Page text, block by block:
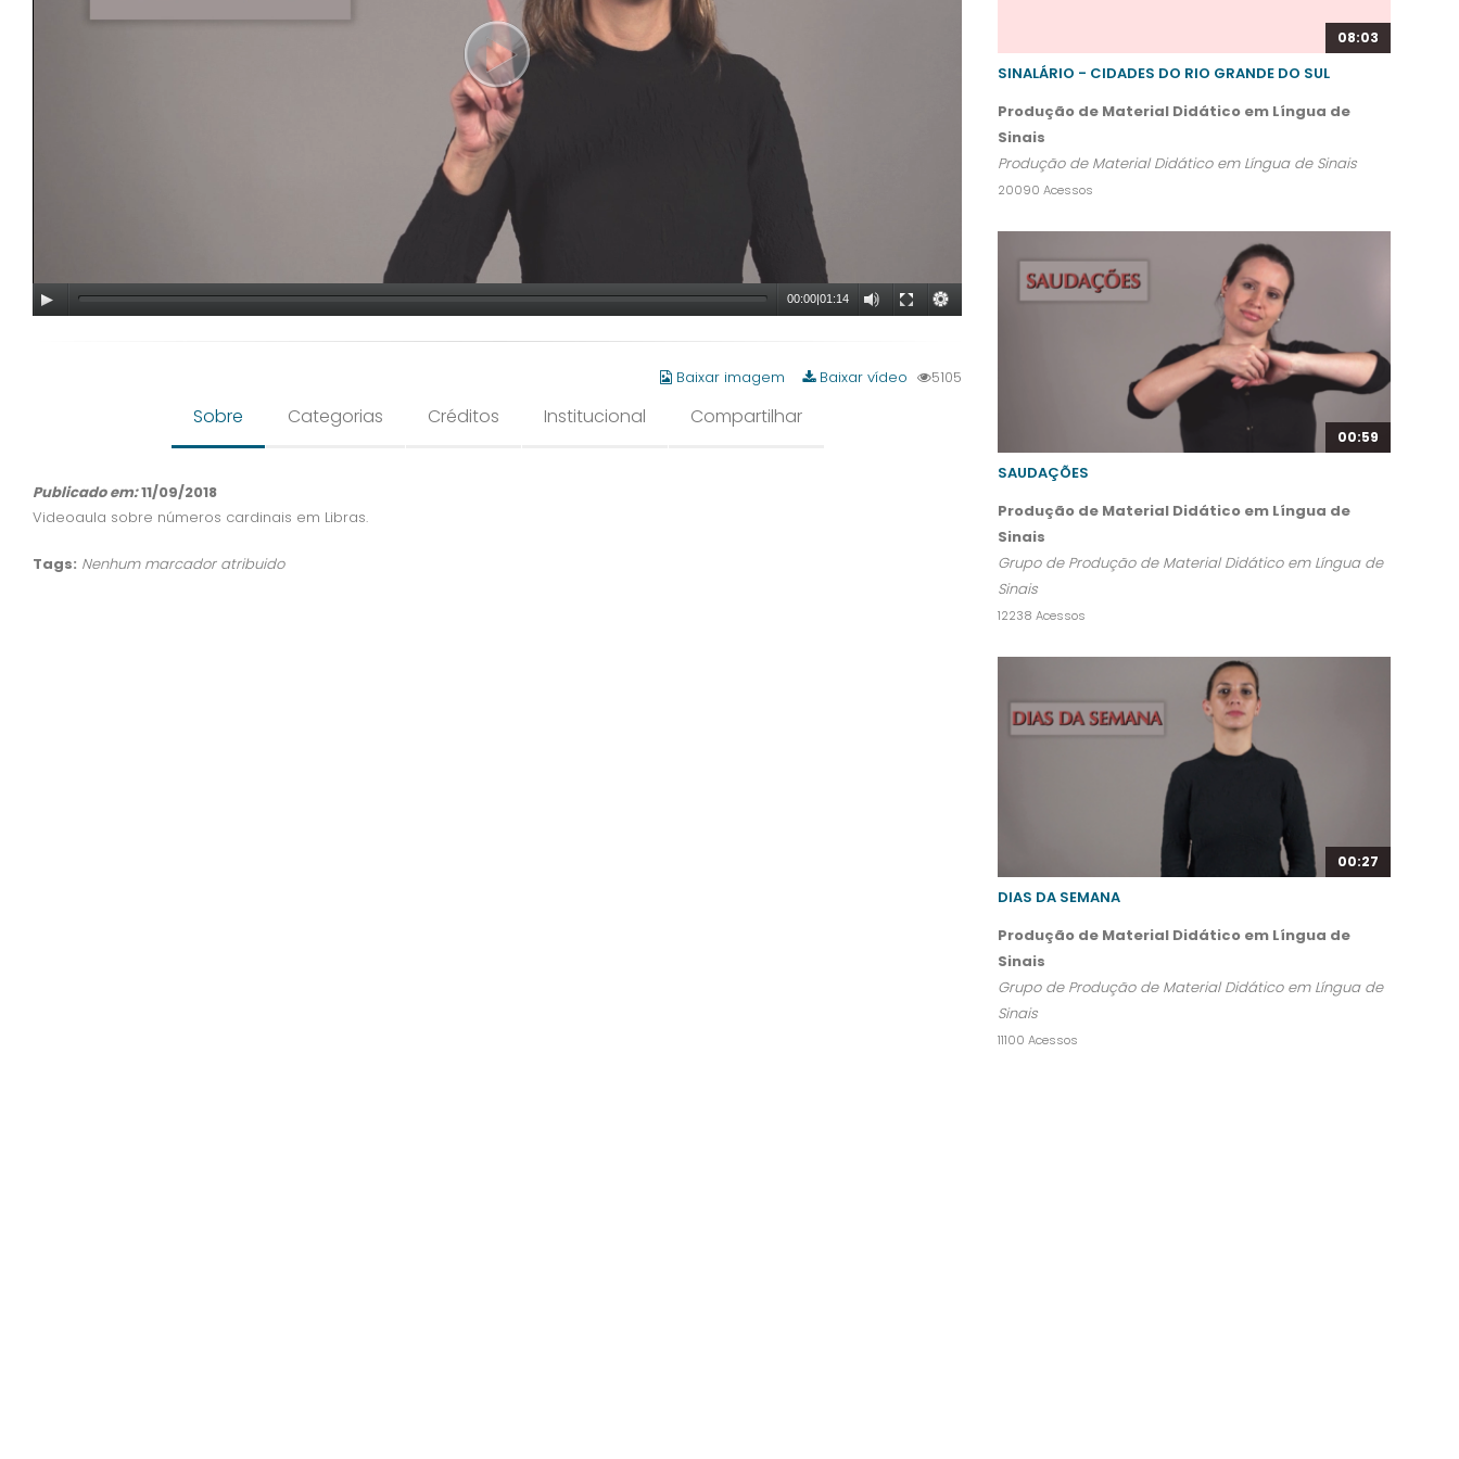
00:00|01:14
Baixar imagem Baixar vídeo 5105
Sobre Categorias Créditos Institucional Compartilhar
Publicado em:11/09/2018
Videoaula sobre números cardinais em Libras.
Tags: Nenhum marcador atribuido
08:03
SINALÁRIO - CIDADES DO RIO GRANDE DO SUL
Produção de Material Didático em Língua de
Sinais
Produção de Material Didático em Língua de Sinais
20090 Acessos
00:59
SAUDAÇÕES
Produção de Material Didático em Língua de
Sinais
Grupo de Produção de Material Didático em Língua de
Sinais
12238 Acessos
00:27
DIAS DA SEMANA
Produção de Material Didático em Língua de
Sinais
Grupo de Produção de Material Didático em Língua de
Sinais
11100 Acessos